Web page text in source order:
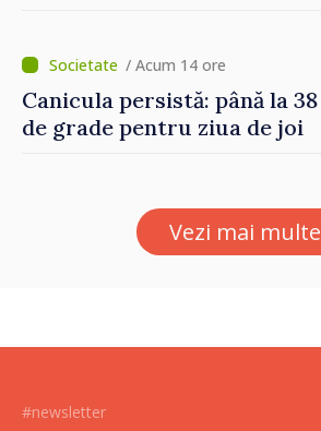
/ Acum 14 ore
Canicula persistă: până la 38
de grade pentru ziua de joi
Vezi mai multe
#newsletter